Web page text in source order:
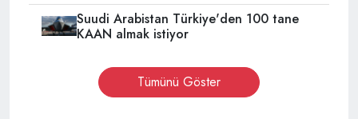
Suudi Arabistan Türkiye'den 100 tane
KAAN almak istiyor
Tümünü Göster